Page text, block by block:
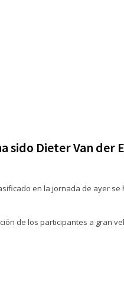
sido Dieter Van der
en la jornada de ayer
de los participantes a gran